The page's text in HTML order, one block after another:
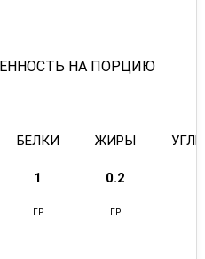
НА ПОРЦИЮ
БЕЛКИ ЖИРЫ
1 0.2
ГР ГР